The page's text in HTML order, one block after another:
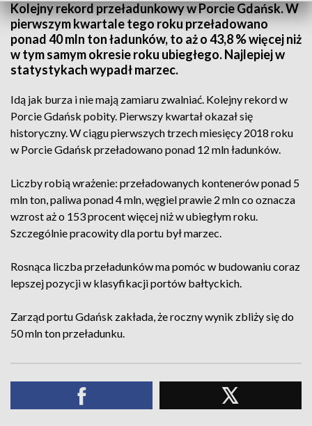
Kolejny rekord przeładunkowy w Porcie Gdańsk. W
pierwszym kwartale tego roku przeładowano
ponad 40 mln ton ładunków, to aż o 43,8 % więcej niż
w tym samym okresie roku ubiegłego. Najlepiej w
statystykach wypadł marzec.
Idą jak burza i nie mają zamiaru zwalniać. Kolejny rekord w
Porcie Gdańsk pobity. Pierwszy kwartał okazał się
historyczny. W ciągu pierwszych trzech miesięcy 2018 roku
w Porcie Gdańsk przeładowano ponad 12 mln ładunków.
Liczby robią wrażenie: przeładowanych kontenerów ponad 5
mln ton, paliwa ponad 4 mln, węgiel prawie 2 mln co oznacza
wzrost aż o 153 procent więcej niż w ubiegłym roku.
Szczególnie pracowity dla portu był marzec.
Rosnąca liczba przeładunków ma pomóc w budowaniu coraz
lepszej pozycji w klasyfikacji portów bałtyckich.
Zarząd portu Gdańsk zakłada, że roczny wynik zbliży się do
50 mln ton przeładunku.